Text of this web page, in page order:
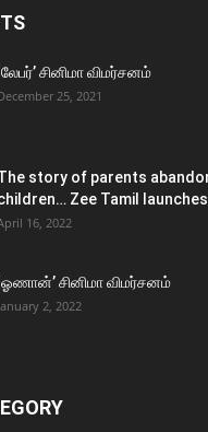
சினிமா விமர்சனம்
25, 2021
story of parents
Zee Tamil
16, 2022
சினிமா விமர்சனம்
2, 2022